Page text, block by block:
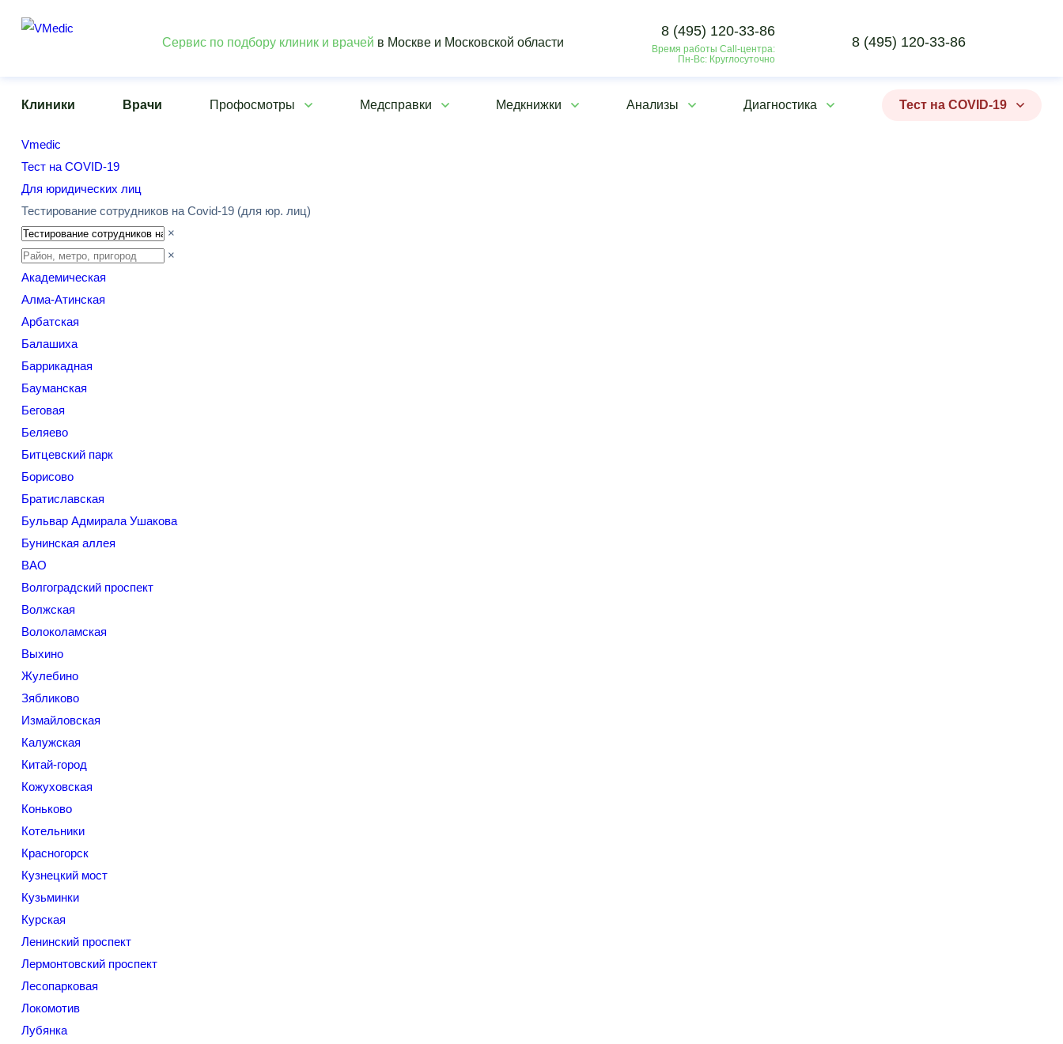
Сервис по подбору клиник и врачей в Москве и Московской области
8 (495) 120-33-86
Время работы Call-центра:
Пн-Вс: Круглосуточно
8 (495) 120-33-86
Клиники Врачи Профосмотры Медсправки Медкнижки Анализы Диагностика Тест на COVID-19
Vmedic
Тест на COVID-19
Для юридических лиц
Тестирование сотрудников на Covid-19 (для юр. лиц)
×
×
Академическая
Алма-Атинская
Арбатская
Балашиха
Баррикадная
Бауманская
Беговая
Беляево
Битцевский парк
Борисово
Братиславская
Бульвар Адмирала Ушакова
Бунинская аллея
ВАО
Волгоградский проспект
Волжская
Волоколамская
Выхино
Жулебино
Зябликово
Измайловская
Калужская
Китай-город
Кожуховская
Коньково
Котельники
Красногорск
Кузнецкий мост
Кузьминки
Курская
Ленинский проспект
Лермонтовский проспект
Лесопарковая
Локомотив
Лубянка